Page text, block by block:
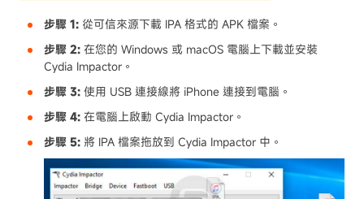
步驟 1: 從可信來源下載 IPA 格式的 APK 檔案。
步驟 2: 在您的 Windows 或 macOS 電腦上下載並安裝
Cydia Impactor。
步驟 3: 使用 USB 連接線將 iPhone 連接到電腦。
步驟 4: 在電腦上啟動 Cydia Impactor。
步驟 5: 將 IPA 檔案拖放到 Cydia Impactor 中。